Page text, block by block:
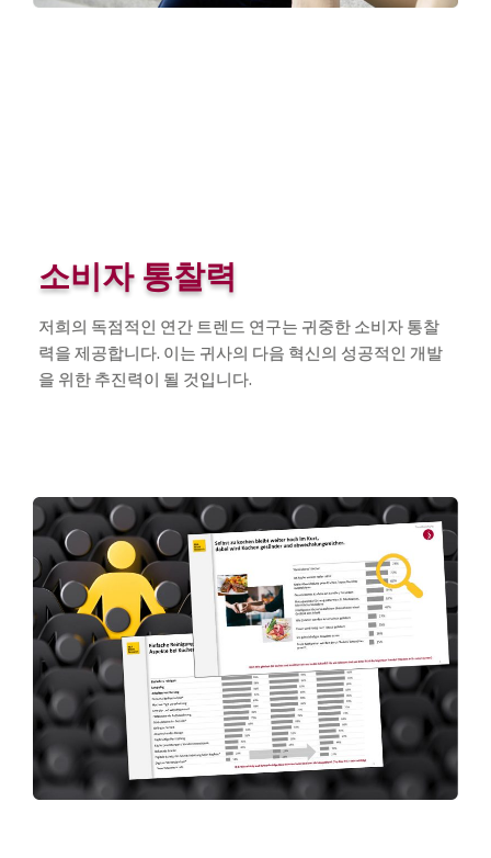
소비자 통찰력
저희의 독점적인 연간 트렌드 연구는 귀중한 소비자 통찰
력을 제공합니다. 이는 귀사의 다음 혁신의 성공적인 개발
을 위한 추진력이 될 것입니다.